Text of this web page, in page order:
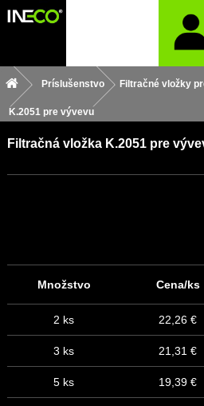
Príslušenstvo Filtračné vložky
K.2051 pre vývevu
Filtračná vložka K.2051 pre
Množstvo Cena/ks
2 ks 22,26 €
3 ks 21,31 €
5 ks 19,39 €